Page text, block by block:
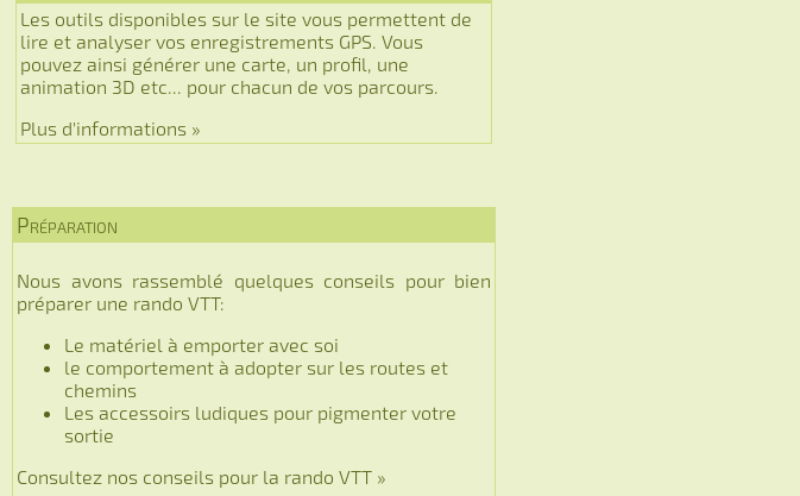
Les outils disponibles sur le site vous permettent de
lire et analyser vos enregistrements GPS. Vous
pouvez ainsi générer une carte, un profil, une
animation 3D etc... pour chacun de vos parcours.
Plus d'informations »
Préparation
Nous avons rassemblé quelques conseils pour bien
préparer une rando VTT:
Le matériel à emporter avec soi
le comportement à adopter sur les routes et
chemins
Les accessoirs ludiques pour pigmenter votre
sortie
Consultez nos conseils pour la rando VTT »